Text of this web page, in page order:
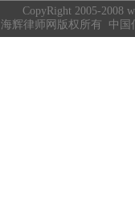
CopyRight 2005-2008
海辉律师网版权所有 中国